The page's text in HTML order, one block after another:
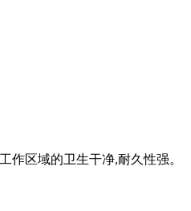
作区域的卫生干净,耐久性强。